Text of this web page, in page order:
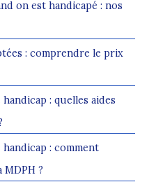
on est handicapé : nos
: comprendre le prix
: quelles aides
: comment
MDPH ?